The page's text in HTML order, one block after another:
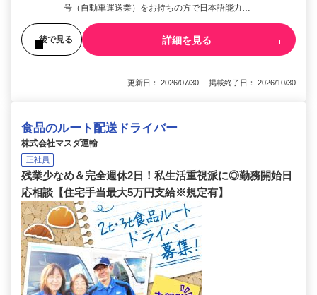
号（自動車運送業）をお持ちの方で日本語能力…
後で見る 詳細を見る
更新日： 2026/07/30 掲載終了日： 2026/10/30
食品のルート配送ドライバー
株式会社マスダ運輸
正社員
残業少なめ＆完全週休2日！私生活重視派に◎勤務開始日
応相談【住宅手当最大5万円支給※規定有】